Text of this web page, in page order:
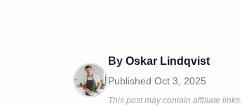
By Oskar Lindqvist
Published Oct 3, 2025
This post may contain affiliate links.